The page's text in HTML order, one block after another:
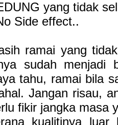
yang tidak
Side effect..
ramai yang
sudah menjadi
tahu, ramai bila
Jangan risau,
fikir jangka masa
kualitinya